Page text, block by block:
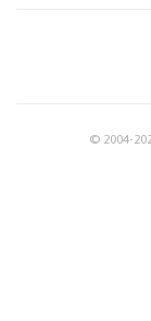
© 2004-